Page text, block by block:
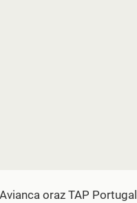
oraz TAP Portugal